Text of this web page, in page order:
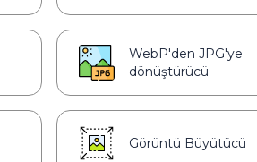
WebP'den JPG'ye
dönüştürücü
Görüntü Büyütücü